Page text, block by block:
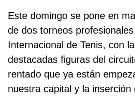
Este domingo se pone en
de dos torneos
Internacional de Tenis, con
destacadas figuras del
rentado que ya están
nuestra capital y la inserción